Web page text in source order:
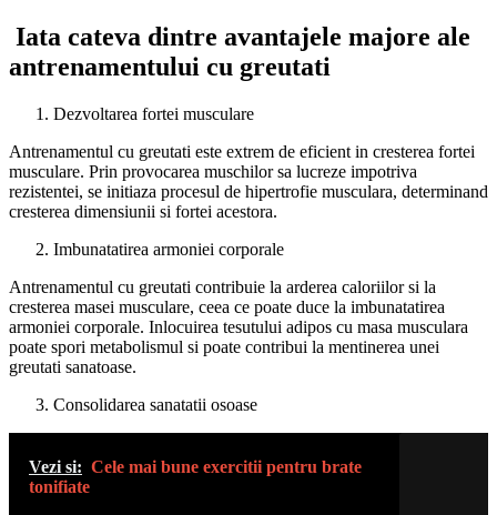
Iata cateva dintre avantajele majore ale
antrenamentului cu greutati
Dezvoltarea fortei musculare
Antrenamentul cu greutati este extrem de eficient in cresterea fortei
musculare. Prin provocarea muschilor sa lucreze impotriva
rezistentei, se initiaza procesul de hipertrofie musculara, determinand
cresterea dimensiunii si fortei acestora.
Imbunatatirea armoniei corporale
Antrenamentul cu greutati contribuie la arderea caloriilor si la
cresterea masei musculare, ceea ce poate duce la imbunatatirea
armoniei corporale. Inlocuirea tesutului adipos cu masa musculara
poate spori metabolismul si poate contribui la mentinerea unei
greutati sanatoase.
Consolidarea sanatatii osoase
Vezi si: Cele mai bune exercitii pentru brate
tonifiate